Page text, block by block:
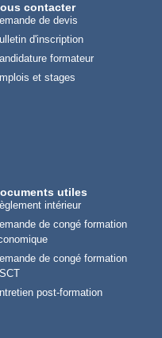
contacter
de devis
d'inscription
formateur
et stages
utiles
intérieur
de congé formation
de congé formation
post-formation